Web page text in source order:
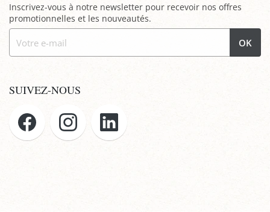
Inscrivez-vous à notre newsletter pour recevoir nos offres
promotionnelles et les nouveautés.
OK
SUIVEZ-NOUS